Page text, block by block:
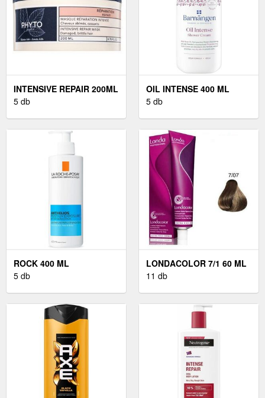
INTENSIVE REPAIR 200ML
5 db
OIL INTENSE 400 ML
5 db
ROCK 400 ML
5 db
LONDACOLOR 7/1 60 ML
11 db